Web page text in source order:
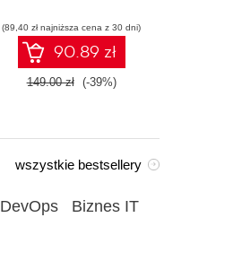
(89,40 zł najniższa cena z 30 dni)
90.89 zł
149.00 zł (-39%)
wszystkie bestsellery
DevOps Biznes IT